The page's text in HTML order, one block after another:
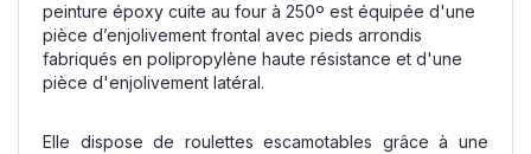
peinture époxy cuite au four à 250º est équipée d'une
pièce d’enjolivement frontal avec pieds arrondis
fabriqués en polipropylène haute résistance et d'une
pièce d'enjolivement latéral.
Elle dispose de roulettes escamotables grâce à une